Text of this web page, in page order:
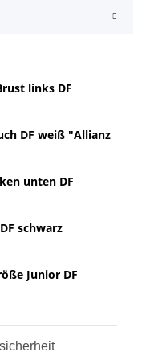
links DF
DF weiß "Allianz
unten DF
schwarz
Junior DF